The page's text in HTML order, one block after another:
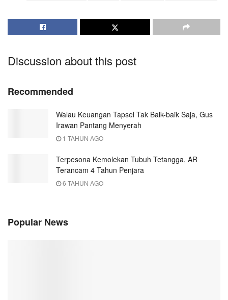
Discussion about this post
Recommended
Walau Keuangan Tapsel Tak Baik-baik Saja, Gus
Irawan Pantang Menyerah
1 TAHUN AGO
Terpesona Kemolekan Tubuh Tetangga, AR
Terancam 4 Tahun Penjara
6 TAHUN AGO
Popular News